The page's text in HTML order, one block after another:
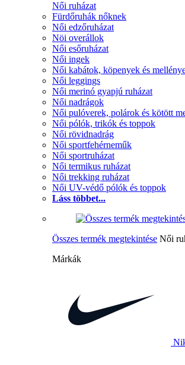
Női ruházat
Fürdőruhák nőknek
Női edzőruházat
Nöi overállok
Női esőruházat
Női ingek
Női kabátok, köpenyek és
Női leggings
Női merinó gyapjú ruházat
Női nadrágok
Női pulóverek, polárok és kötött
Női pólók, trikók és toppok
Női rövidnadrág
Női sportfehérneműk
Női sportruházat
Női termikus ruházat
Női trekking ruházat
Női UV-védő pólók és toppok
Láss többet...
Összes termék megtekintése Női
Márkák